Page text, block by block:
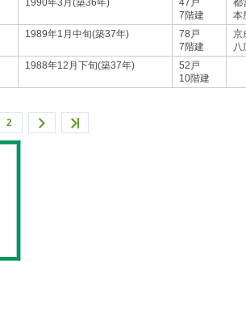
1990年3月(築36年)
47戸
7階建
都
本
1989年1月中旬(築37年)
78戸
7階建
京
八
1988年12月下旬(築37年)
52戸
10階建
2